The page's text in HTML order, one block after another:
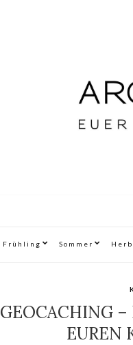
Frühling Sommer
GEOCACHING –
EUREN